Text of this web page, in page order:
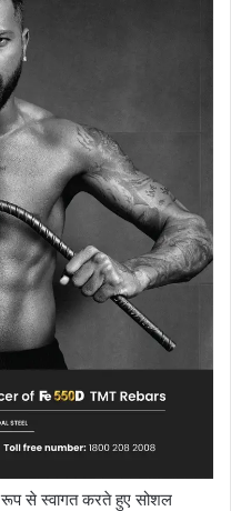
रूप से स्वागत करते हुए सोशल